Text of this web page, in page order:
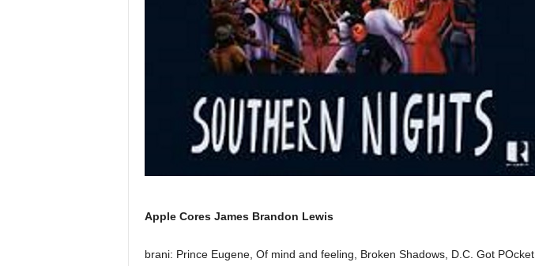
Apple Cores James Brandon Lewis
brani: Prince Eugene, Of mind and feeling, Broken Shadows, D.C. Got POcket